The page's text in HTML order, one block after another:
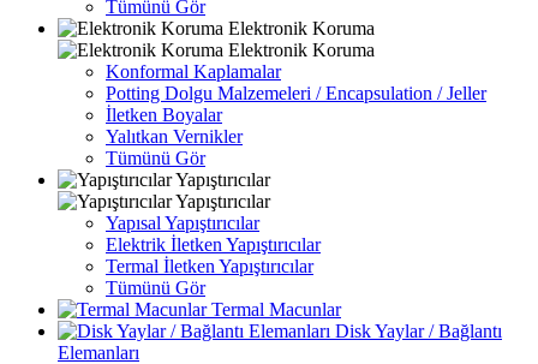
Tümünü Gör
Elektronik Koruma
Elektronik Koruma
Konformal Kaplamalar
Potting Dolgu Malzemeleri / Encapsulation / Jeller
İletken Boyalar
Yalıtkan Vernikler
Tümünü Gör
Yapıştırıcılar
Yapıştırıcılar
Yapısal Yapıştırıcılar
Elektrik İletken Yapıştırıcılar
Termal İletken Yapıştırıcılar
Tümünü Gör
Termal Macunlar
Disk Yaylar / Bağlantı
Elemanları